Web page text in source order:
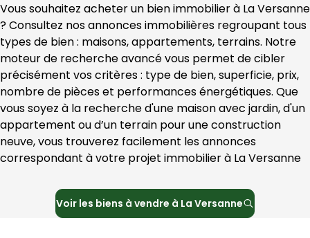
Vous souhaitez acheter un bien immobilier à La Versanne
? Consultez nos annonces immobilières regroupant tous
types de bien : maisons, appartements, terrains. Notre
moteur de recherche avancé vous permet de cibler
précisément vos critères : type de bien, superficie, prix,
nombre de pièces et performances énergétiques. Que
vous soyez à la recherche d'une maison avec jardin, d'un
appartement ou d’un terrain pour une construction
neuve, vous trouverez facilement les annonces
correspondant à votre projet immobilier à La Versanne
Voir les biens à vendre à La Versanne